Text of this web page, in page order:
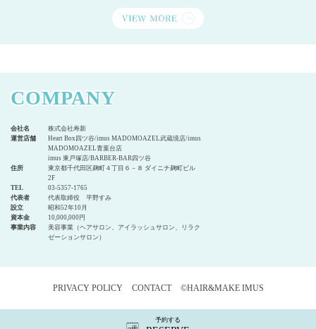
COMPANY
会社名
株式会社寿新
運営店舗
Heart Box四ツ谷/imus MADOMOAZEL武蔵境店/imus
MADOMOAZEL青葉台店
imus 東戸塚店/BARBER-BAR四ツ谷
住所
東京都千代田区麹町４丁目６－８ ダイニチ麹町ビル
2F
TEL
03-5357-1765
代表者
代表取締役 平野すみ
設立
昭和52年10月
資本金
10,000,000円
事業内容
美容事業（ヘアサロン、アイラッシュサロン、リラク
ゼーションサロン）
PRIVACY POLICY CONTACT ©HAIR&MAKE IMUS
予約する